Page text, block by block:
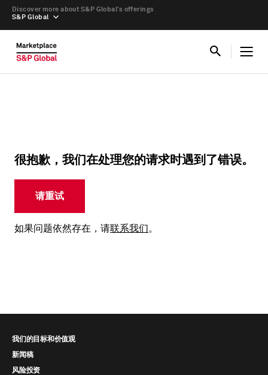
S&P Global
Discover more about S&P Global’s offerings
很抱歉，我们在处理您的请求时遇到了错误。
请重试
如果问题依然存在，请联系我们。
我们的目标和价值观
新闻稿
风险投资